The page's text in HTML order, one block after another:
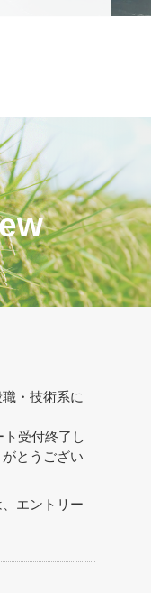
w
・技術系に
受付終了し
とうござい
エントリー